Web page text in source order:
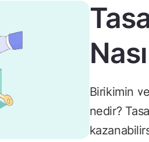
Birikimin
nedir?